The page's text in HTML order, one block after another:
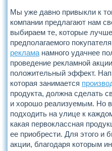
Мы уже давно привыкли к
компании предлагают нам
выбираем те, которые
предполагаемого
реклама намного удачнее
проведение рекламной
положительный эффект.
которая занимается
продукта, должна сделать
и хорошо реализуемым. Но
подходить на улице к
какая первоклассная
ее приобрести. Для этого и
акции, благодаря которым